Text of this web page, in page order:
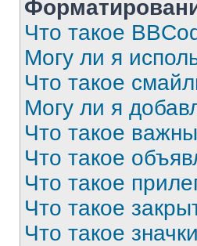
Что такое
Могу ли я
Что такое
Могу ли я
Что такое
Что такое
Что такое
Что такое
Что такое